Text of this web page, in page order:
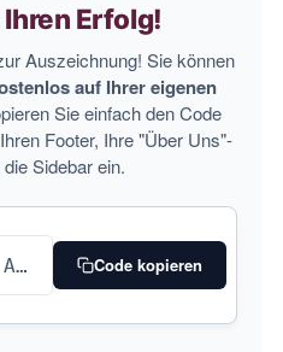
Erfolg!
Auszeichnung! Sie können
auf Ihrer eigenen
Sie einfach den Code
Footer, Ihre "Über Uns"-
Sidebar ein.
Code kopieren